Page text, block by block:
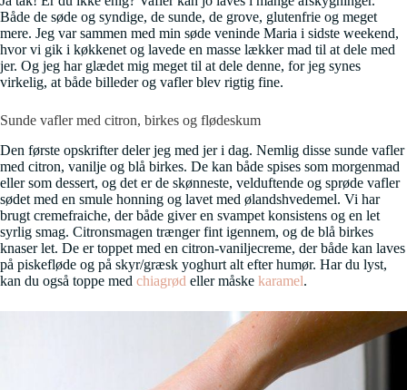
Både de søde og syndige, de sunde, de grove, glutenfrie og meget
mere. Jeg var sammen med min søde veninde Maria i sidste weekend,
hvor vi gik i køkkenet og lavede en masse lækker mad til at dele med
jer. Og jeg har glædet mig meget til at dele denne, for jeg synes
virkelig, at både billeder og vafler blev rigtig fine.
Sunde vafler med citron, birkes og flødeskum
Den første opskrifter deler jeg med jer i dag. Nemlig disse sunde vafler
med citron, vanilje og blå birkes. De kan både spises som morgenmad
eller som dessert, og det er de skønneste, velduftende og sprøde vafler
sødet med en smule honning og lavet med ølandshvedemel. Vi har
brugt cremefraiche, der både giver en svampet konsistens og en let
syrlig smag. Citronsmagen trænger fint igennem, og de blå birkes
knaser let. De er toppet med en citron-vaniljecreme, der både kan laves
på piskefløde og på skyr/græsk yoghurt alt efter humør. Har du lyst,
kan du også toppe med chiagrød eller måske karamel.